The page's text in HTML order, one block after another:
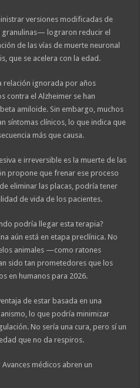
versiones modificadas de
lograron reducir el
de las vías de muerte neuronal
que se acelera con la edad.
relación ignorada por años
contra el Alzheimer se han
amiloide. Sin embargo, muchos
síntomas clínicos, lo que indica que
más que causa.
e irreversible es la muerte de las
propone que frenar ese proceso
eliminar las placas, podría tener
de vida de los pacientes.
podría llegar esta terapia?
aún está en etapa preclínica. No
animales —como ratones
sido tan prometedores que los
en humanos para 2026.
de estar basada en una
lo que podría minimizar
No sería una cura, pero sí un
que no da respiros.
médicos abren un